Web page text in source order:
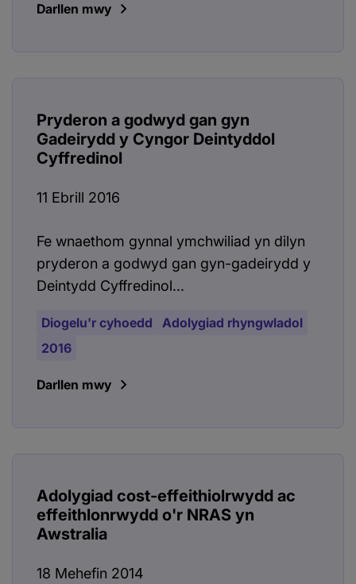
Darllen mwy
Pryderon a godwyd gan gyn
Gadeirydd y Cyngor Deintyddol
Cyffredinol
11 Ebrill 2016
Fe wnaethom gynnal ymchwiliad yn dilyn
pryderon a godwyd gan gyn-gadeirydd y
Deintydd Cyffredinol...
Diogelu'r cyhoedd
Adolygiad rhyngwladol
2016
Darllen mwy
Adolygiad cost-effeithiolrwydd ac
effeithlonrwydd o'r NRAS yn
Awstralia
18 Mehefin 2014